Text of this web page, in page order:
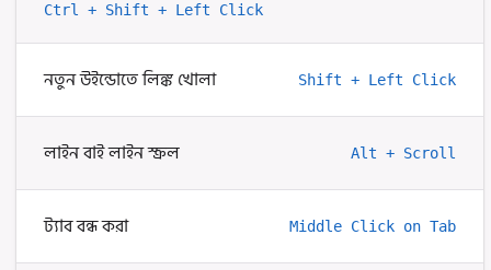
Ctrl + Shift + Left Click
নতুন উইন্ডোতে লিঙ্ক খোলা Shift + Left Click
লাইন বাই লাইন স্ক্রল Alt + Scroll
ট্যাব বন্ধ করা Middle Click on Tab